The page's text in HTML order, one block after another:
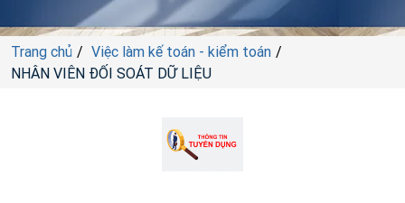
Trang chủ
Việc làm kế toán - kiểm toán
NHÂN VIÊN ĐỐI SOÁT DỮ LIỆU